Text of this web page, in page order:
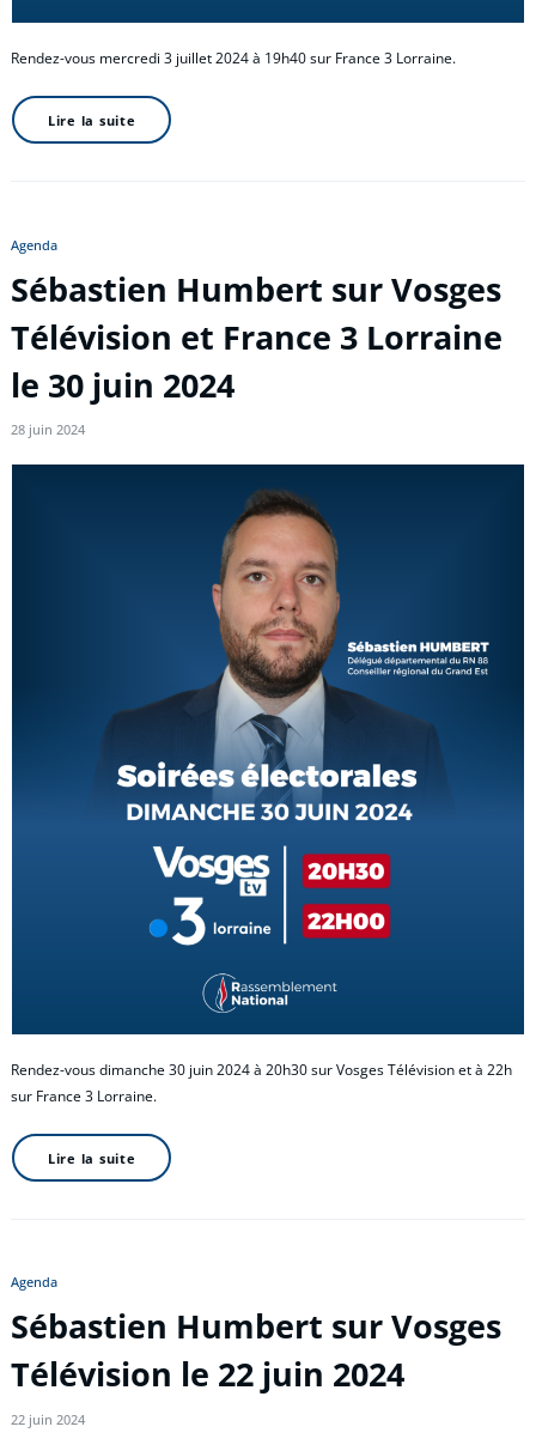
Rendez-vous mercredi 3 juillet 2024 à 19h40 sur France 3 Lorraine.
Lire la suite
Agenda
Sébastien Humbert sur Vosges
Télévision et France 3 Lorraine
le 30 juin 2024
28 juin 2024
Rendez-vous dimanche 30 juin 2024 à 20h30 sur Vosges Télévision et à 22h
sur France 3 Lorraine.
Lire la suite
Agenda
Sébastien Humbert sur Vosges
Télévision le 22 juin 2024
22 juin 2024